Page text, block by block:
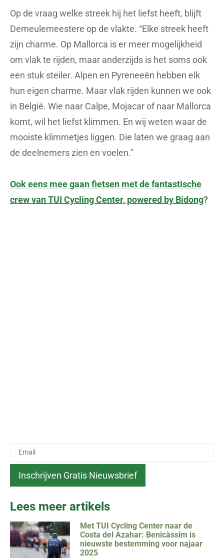
Op de vraag welke streek hij het liefst heeft, blijft
Demeulemeestere op de vlakte. “Elke streek heeft
zijn charme. Op Mallorca is er meer mogelijkheid
om vlak te rijden, maar anderzijds is het soms ook
een stuk steiler. Alpen en Pyreneeën hebben elk
hun eigen charme. Maar vlak rijden kunnen we ook
in België. Wie naar Calpe, Mojacar of naar Mallorca
komt, wil het liefst klimmen. En wij weten waar de
mooiste klimmetjes liggen. Die laten we graag aan
de deelnemers zien en voelen.”
Ook eens mee gaan fietsen met de fantastische
crew van TUI Cycling Center, powered by Bidong?
Lees meer artikels
Met TUI Cycling Center naar de
Costa del Azahar: Benicàssim is
nieuwste bestemming voor najaar
2025